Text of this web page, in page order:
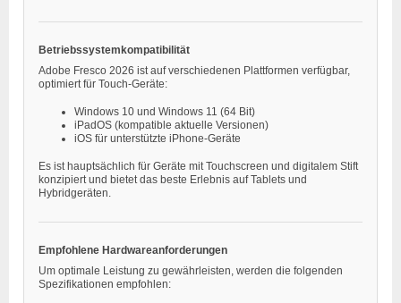
Betriebssystemkompatibilität
Adobe Fresco 2026 ist auf verschiedenen Plattformen verfügbar,
optimiert für Touch-Geräte:
Windows 10 und Windows 11 (64 Bit)
iPadOS (kompatible aktuelle Versionen)
iOS für unterstützte iPhone-Geräte
Es ist hauptsächlich für Geräte mit Touchscreen und digitalem Stift
konzipiert und bietet das beste Erlebnis auf Tablets und
Hybridgeräten.
Empfohlene Hardwareanforderungen
Um optimale Leistung zu gewährleisten, werden die folgenden
Spezifikationen empfohlen: